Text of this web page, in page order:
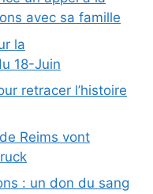
avec sa famille
la
18-Juin
retracer l’histoire
Reims vont
: un don du sang